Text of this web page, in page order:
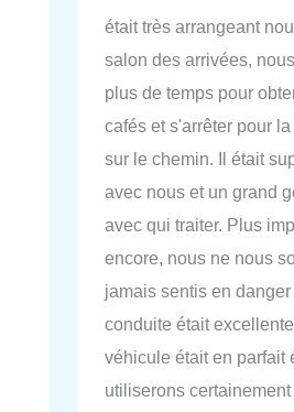
était très arrangeant
salon des arrivées,
plus de temps pour
cafés et s'arrêter pour
sur le chemin. Il était
avec nous et un grand
avec qui traiter. Plus
encore, nous ne nous
jamais sentis en danger
conduite était
véhicule était en parfait
utiliserons certainement